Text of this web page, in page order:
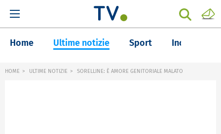
Home Ultime notizie Sport Inchieste
HOME ULTIME NOTIZIE SORELLINE: È AMORE GENITORIALE MALATO